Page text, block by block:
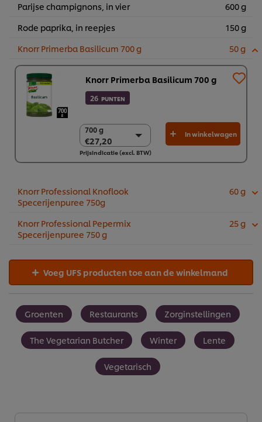
Parijse champignons, in vier
600 g
Rode paprika, in reepjes
150 g
Knorr Primerba Basilicum 700 g
50 g
Knorr Primerba Basilicum 700 g
26 PUNTEN
700 g
€27,20
700 g
€27,20
2 x 700 g
In winkelwagen
Prijsindicatie (excl. BTW)
Knorr Professional Knoflook
Specerijenpuree 750g
60 g
Knorr Professional Pepermix
Specerijenpuree 750 g
25 g
Voeg UFS producten toe aan de winkelmand
Groenten Restaurants Zorginstellingen
The Vegetarian Butcher Winter Lente
Vegetarisch